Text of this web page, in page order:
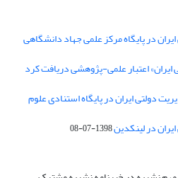
در پایگاه مرکز علمی جهاد دانشگاهی
ایران» اعتبار علمی-پژوهشی دریافت کرد
دولتی ایران در پایگاه استنادی علوم
در لینکدین1398-07-08